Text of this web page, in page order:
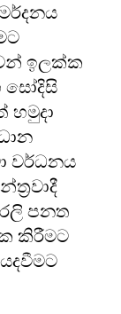
ඉලක්ක
සෝදිසි
වර්ධනය
පනත
කිරීමට